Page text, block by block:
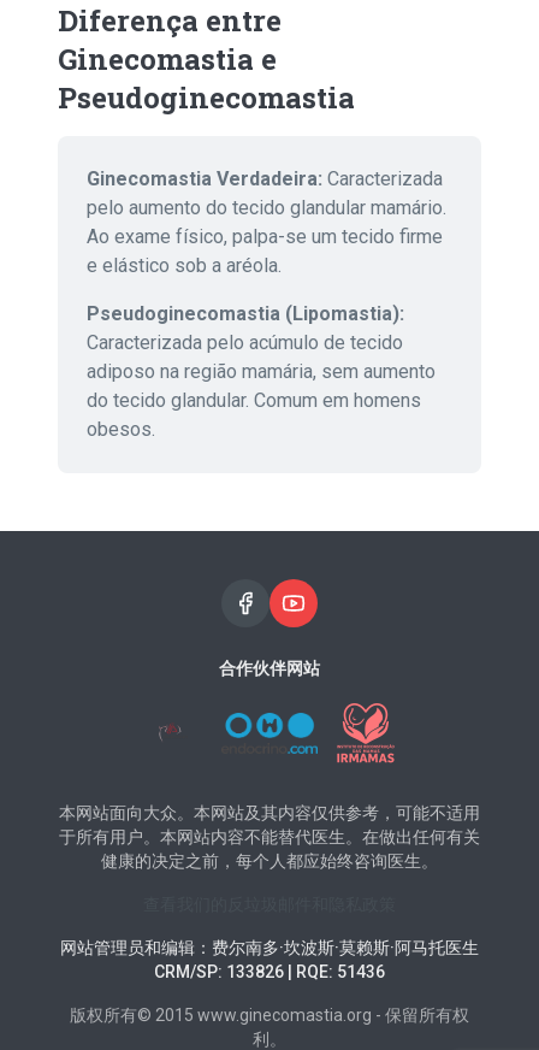
Diferença entre
Ginecomastia e
Pseudoginecomastia
Ginecomastia Verdadeira: Caracterizada
pelo aumento do tecido glandular mamário.
Ao exame físico, palpa-se um tecido firme
e elástico sob a aréola.
Pseudoginecomastia (Lipomastia):
Caracterizada pelo acúmulo de tecido
adiposo na região mamária, sem aumento
do tecido glandular. Comum em homens
obesos.
合作伙伴网站
本网站面向大众。本网站及其内容仅供参考，可能不适用
于所有用户。本网站内容不能替代医生。在做出任何有关
健康的决定之前，每个人都应始终咨询医生。
网站管理员和编辑：费尔南多·坎波斯·莫赖斯·阿马托医生
CRM/SP: 133826 | RQE: 51436
版权所有© 2015 www.ginecomastia.org - 保留所有权
利。